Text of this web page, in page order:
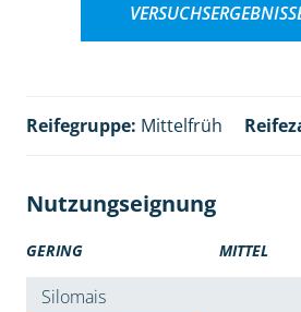
Reifegruppe: Mittelfrüh
Nutzungseignung
GERING MITTEL
Silomais